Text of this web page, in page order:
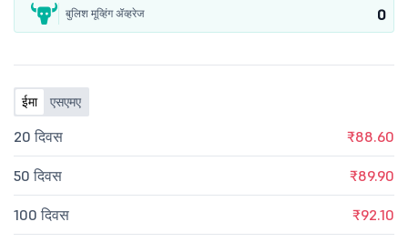
बुलिश मूव्हिंग ॲव्हरेज 0
ईमा एसएमए
20 दिवस ₹88.60
50 दिवस ₹89.90
100 दिवस ₹92.10